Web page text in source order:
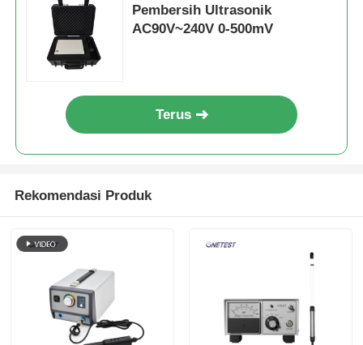
Detektor emisi inframerah
Pembersih Ultrasonik
AC90V~240V 0-500mV
Terus
Rekomendasi Produk